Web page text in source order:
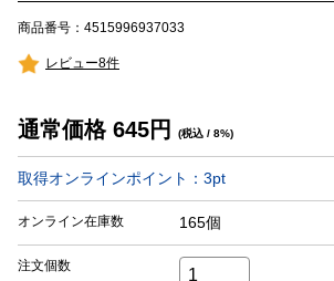
商品番号：4515996937033
レビュー8件
通常価格 645円 (税込 / 8%)
取得オンラインポイント： 3pt
オンライン在庫数 165個
注文個数